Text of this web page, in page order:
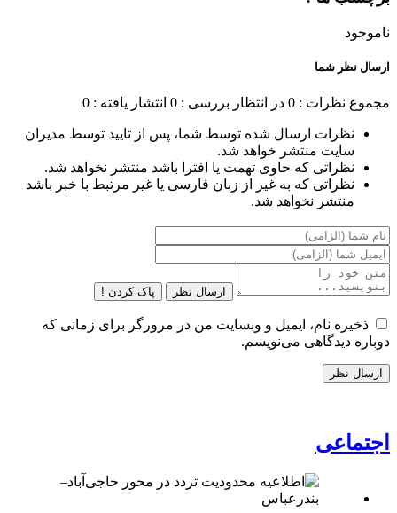
ناموجود
ارسال نظر شما
مجموع نظرات : 0 در انتظار بررسی : 0 انتشار یافته : 0
نظرات ارسال شده توسط شما، پس از تایید توسط مدیران
سایت منتشر خواهد شد.
نظراتی که حاوی تهمت یا افترا باشد منتشر نخواهد شد.
نظراتی که به غیر از زبان فارسی یا غیر مرتبط با خبر باشد
منتشر نخواهد شد.
ارسال نظر پاک کردن !
ذخیره نام، ایمیل و وبسایت من در مرورگر برای زمانی که
دوباره دیدگاهی می‌نویسم.
اجتماعی